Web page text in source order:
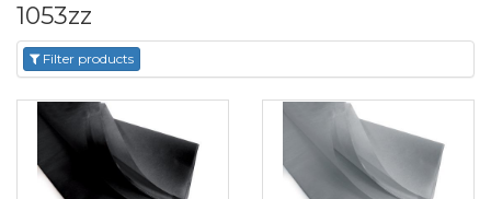
1053zz
Filter products